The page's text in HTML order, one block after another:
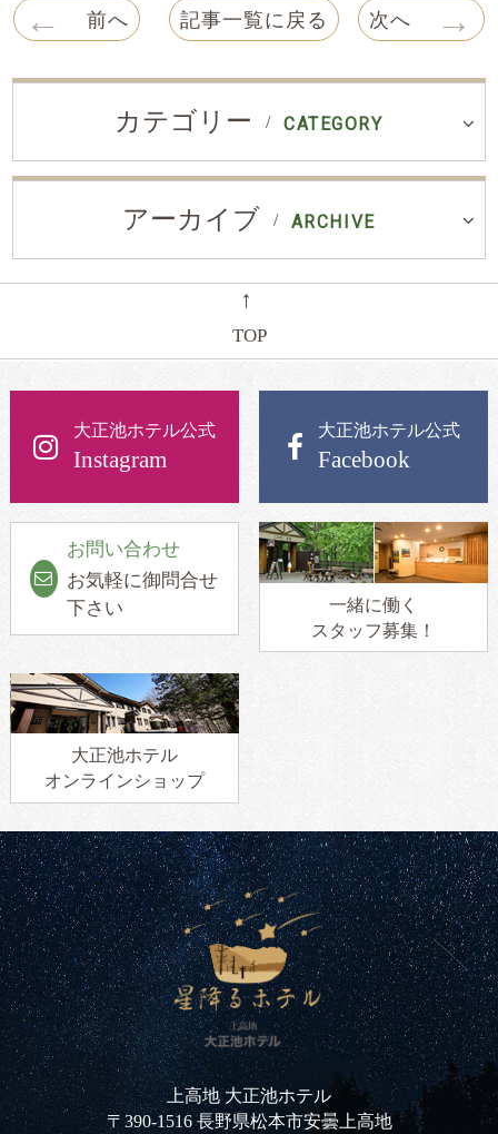
← 前へ 記事一覧に戻る 次へ →
カテゴリー CATEGORY
アーカイブ ARCHIVE
←
TOP
大正池ホテル公式
Instagram
大正池ホテル公式
Facebook
お問い合わせ
お気軽に御問合せ
下さい
一緒に働く
スタッフ募集！
大正池ホテル
オンラインショップ
上高地 大正池ホテル
〒390-1516 長野県松本市安曇上高地